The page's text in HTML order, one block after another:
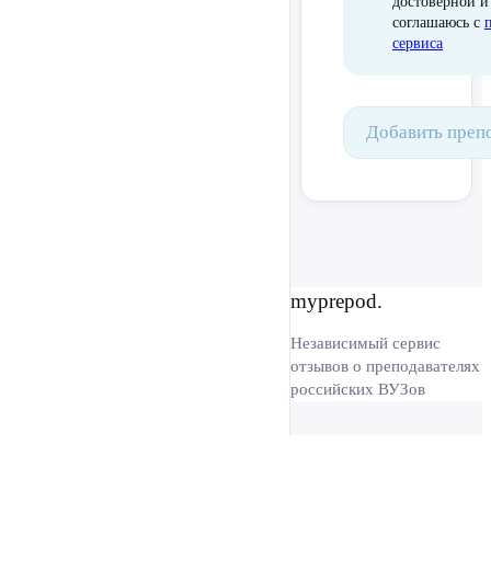
соглашаюсь с
сервиса
Добавить
myprepod.
Независимый сервис
отзывов о преподавателях
российских ВУЗов